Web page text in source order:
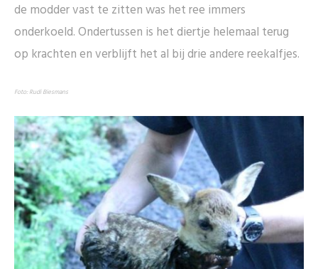
de modder vast te zitten was het ree immers
onderkoeld. Ondertussen is het diertje helemaal terug
op krachten en verblijft het al bij drie andere reekalfjes.
Foto: Rudi Biesmans